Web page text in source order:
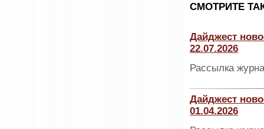
CМОТРИТЕ
Дайджест
22.07.2026
Рассылка
Дайджест
01.04.2026